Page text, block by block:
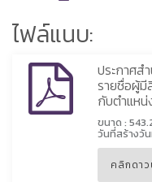
ไฟล์แนบ:
ประกาศส
รายชื่อผู้มี
กับตำแหน่
ขนาด :
วันที่สร้างวั
คลิกดา